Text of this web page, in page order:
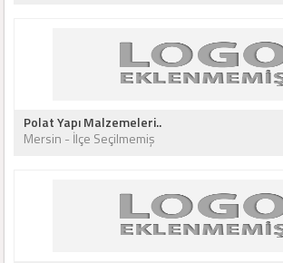
Polat Yapı Malzemeleri..
Mersin - İlçe Seçilmemiş